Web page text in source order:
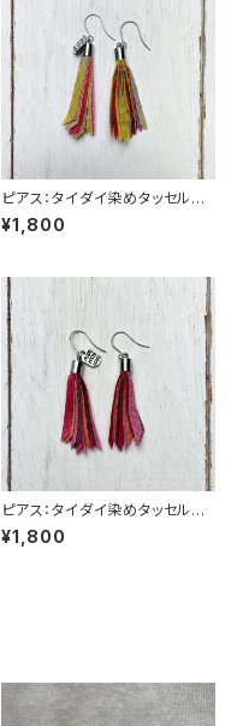
ピアス：タイダイ染めタッセルgr
owピアス 紅桜×黄色
¥1,800
ピアス：タイダイ染めタッセルgr
owピアス 紅桜×橙色×茶
¥1,800